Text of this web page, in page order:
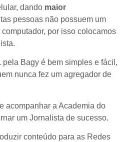
dando maior
pessoas não possuem um
por isso colocamos
pela Bagy é bem simples e fácil,
nunca fez um agregador de
acompanhar a Academia do
um Jornalista de sucesso.
conteúdo para as Redes